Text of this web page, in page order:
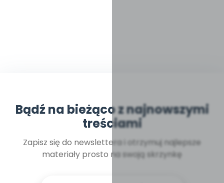
Bądź na bieżąco z najnowszymi
treściami
Zapisz się do newslettera i otrzymuj najlepsze
materiały prosto na swoją skrzynkę